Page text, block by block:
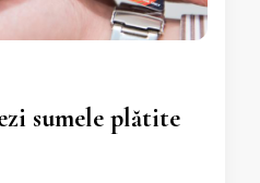
sumele plătite